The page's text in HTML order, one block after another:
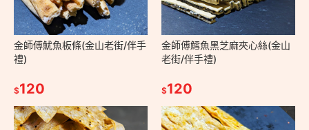
金師傅魷魚板條(金山老街/伴手
禮)
$120
金師傅鱈魚黑芝麻夾心絲(金山
老街/伴手禮)
$120